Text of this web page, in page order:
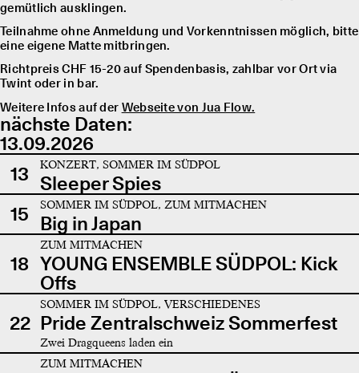
gemütlich ausklingen.
Teilnahme ohne Anmeldung und Vorkenntnissen möglich, bitte
eine eigene Matte mitbringen.
Richtpreis CHF 15-20 auf Spendenbasis, zahlbar vor Ort via
Twint oder in bar.
Weitere Infos auf der Webseite von Jua Flow.
nächste Daten:
13.09.2026
13
KONZERT, SOMMER IM SÜDPOL
Sleeper Spies
15
SOMMER IM SÜDPOL, ZUM MITMACHEN
Big in Japan
18
ZUM MITMACHEN
YOUNG ENSEMBLE SÜDPOL: Kick
Offs
22
SOMMER IM SÜDPOL, VERSCHIEDENES
Pride Zentralschweiz Sommerfest
Zwei Dragqueens laden ein
ZUM MITMACHEN